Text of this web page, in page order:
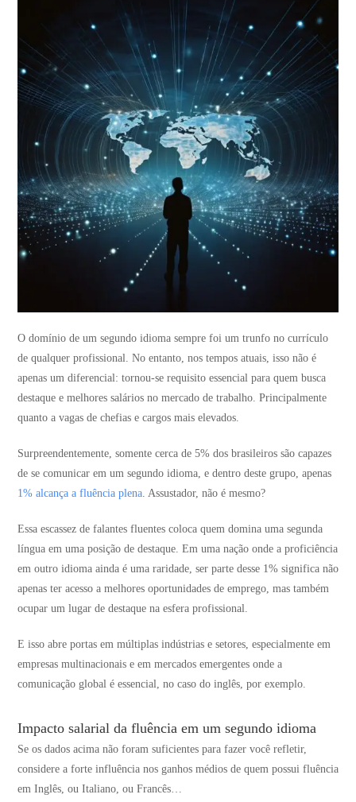
O domínio de um segundo idioma sempre foi um trunfo no currículo
de qualquer profissional. No entanto, nos tempos atuais, isso não é
apenas um diferencial: tornou-se requisito essencial para quem busca
destaque e melhores salários no mercado de trabalho. Principalmente
quanto a vagas de chefias e cargos mais elevados.
Surpreendentemente, somente cerca de 5% dos brasileiros são capazes
de se comunicar em um segundo idioma, e dentro deste grupo, apenas
1% alcança a fluência plena​​. Assustador, não é mesmo?
Essa escassez de falantes fluentes coloca quem domina uma segunda
língua em uma posição de destaque. Em uma nação onde a proficiência
em outro idioma ainda é uma raridade, ser parte desse 1% significa não
apenas ter acesso a melhores oportunidades de emprego, mas também
ocupar um lugar de destaque na esfera profissional​​.
E isso abre portas em múltiplas indústrias e setores, especialmente em
empresas multinacionais e em mercados emergentes onde a
comunicação global é essencial, no caso do inglês, por exemplo.
Impacto salarial da fluência em um segundo idioma
Se os dados acima não foram suficientes para fazer você refletir,
considere a forte influência nos ganhos médios de quem possui fluência
em Inglês, ou Italiano, ou Francês…